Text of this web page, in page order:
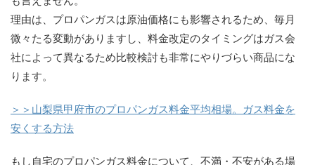
理由は、プロパンガスは原油価格にも影響されるため、毎月
微々たる変動がありますし、料金改定のタイミングはガス会
社によって異なるため比較検討も非常にやりづらい商品にな
ります。
＞＞山梨県甲府市のプロパンガス料金平均相場。ガス料金を
安くする方法
もし自宅のプロパンガス料金について、不満・不安がある場